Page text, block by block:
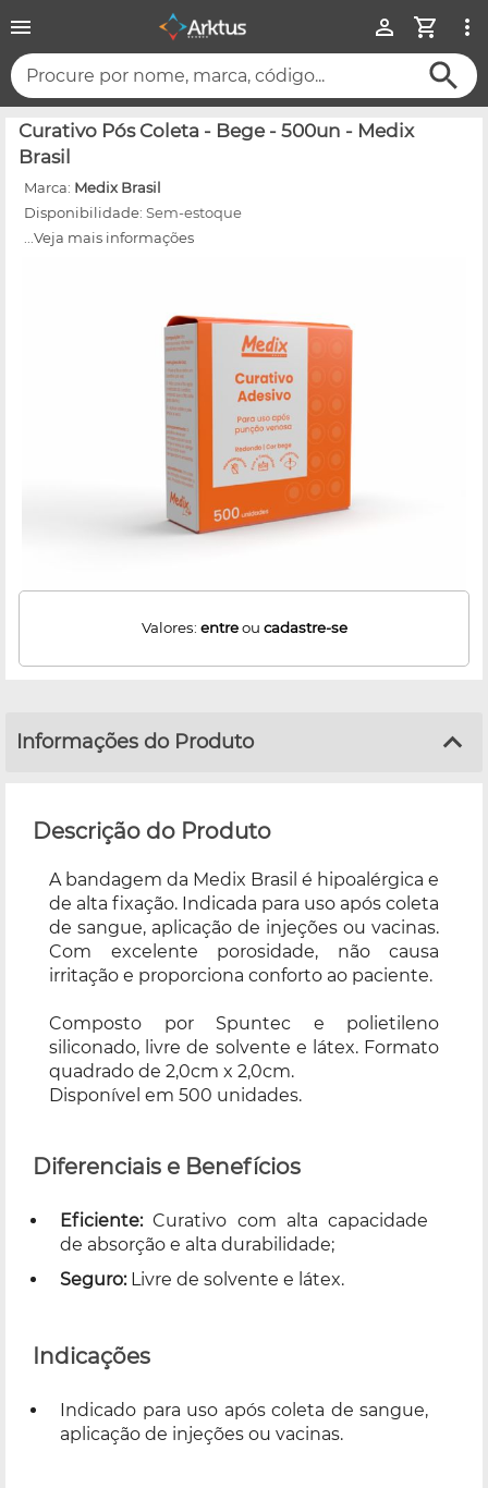
Procure por nome, marca, código...
Curativo Pós Coleta - Bege - 500un - Medix
Brasil
Marca: Medix Brasil
Disponibilidade: Sem-estoque
...Veja mais informações
Valores: entreou cadastre-se
Informações do Produto
Descrição do Produto
A bandagem da Medix Brasil é hipoalérgica e
de alta fixação. Indicada para uso após coleta
de sangue, aplicação de injeções ou vacinas.
Com excelente porosidade, não causa
irritação e proporciona conforto ao paciente.
Composto por Spuntec e polietileno
siliconado, livre de solvente e látex. Formato
quadrado de 2,0cm x 2,0cm.
Disponível em 500 unidades.
Diferenciais e Benefícios
Eficiente:Curativo com alta capacidade
de absorção e alta durabilidade;
Seguro:Livre de solvente e látex.
Indicações
Indicado para uso após coleta de sangue,
aplicação de injeções ou vacinas.